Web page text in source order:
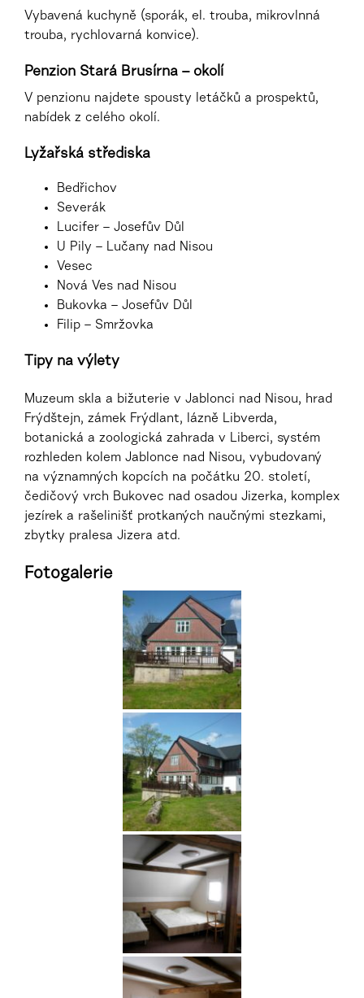
Vybavená kuchyně (sporák, el. trouba, mikrovlnná
trouba, rychlovarná konvice).
Penzion Stará Brusírna – okolí
V penzionu najdete spousty letáčků a prospektů,
nabídek z celého okolí.
Lyžařská střediska
Bedřichov
Severák
Lucifer – Josefův Důl
U Pily – Lučany nad Nisou
Vesec
Nová Ves nad Nisou
Bukovka – Josefův Důl
Filip – Smržovka
Tipy na výlety
Muzeum skla a bižuterie v Jablonci nad Nisou, hrad
Frýdštejn, zámek Frýdlant, lázně Libverda,
botanická a zoologická zahrada v Liberci, systém
rozhleden kolem Jablonce nad Nisou, vybudovaný
na významných kopcích na počátku 20. století,
čedičový vrch Bukovec nad osadou Jizerka, komplex
jezírek a rašelinišť protkaných naučnými stezkami,
zbytky pralesa Jizera atd.
Fotogalerie